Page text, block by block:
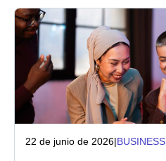
22 de junio de 2026|BUSINESS